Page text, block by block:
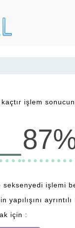
işlem
seksenyedi işlemi
yapılışını
için :